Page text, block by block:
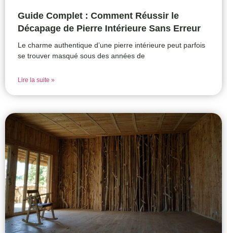
Guide Complet : Comment Réussir le
Décapage de Pierre Intérieure Sans Erreur
Le charme authentique d’une pierre intérieure peut parfois
se trouver masqué sous des années de
Lire la suite »